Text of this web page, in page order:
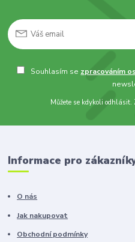
Souhlasím se zpracováním
Můžete se kdykoli
Informace pro
O nás
Jak nakupovat
Obchodní podmínky